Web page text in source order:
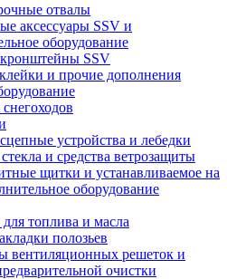
отвалы
аксессуары SSV и
оборудование
SSV
и прочие дополнения
устройства и лебедки
и средства ветрозащиты
щитки и устанавливаемое на
оборудование
топлива и масла
полозьев
вентиляционных решеток и
очистки